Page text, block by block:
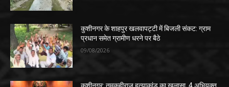
कुशीनगर के शाहपुर खलवापट्टी में बिजली संकट: ग्राम
प्रधान समेत ग्रामीण धरने पर बैठे
09/08/2026